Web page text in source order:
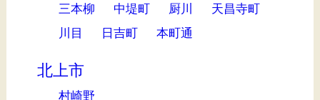
三本柳 中堤町 厨川
天昌寺町
川目
日吉町 本町通
北上市
村崎野